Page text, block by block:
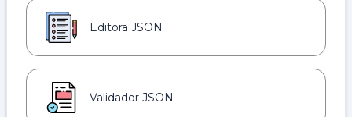
Editora JSON
Validador JSON